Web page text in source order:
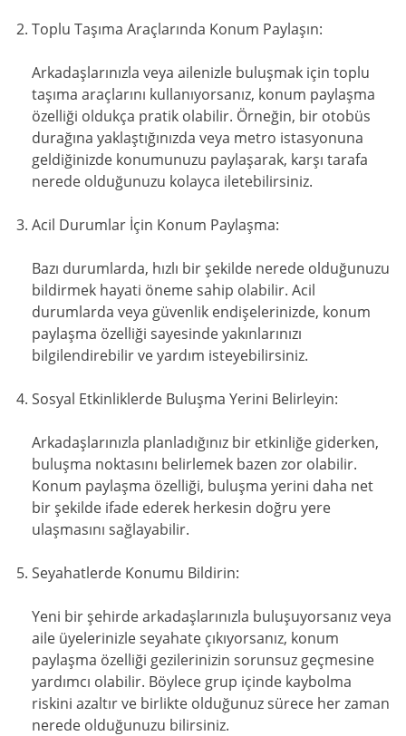
Toplu Taşıma Araçlarında Konum Paylaşın:
Arkadaşlarınızla veya ailenizle buluşmak için toplu
taşıma araçlarını kullanıyorsanız, konum paylaşma
özelliği oldukça pratik olabilir. Örneğin, bir otobüs
durağına yaklaştığınızda veya metro istasyonuna
geldiğinizde konumunuzu paylaşarak, karşı tarafa
nerede olduğunuzu kolayca iletebilirsiniz.
Acil Durumlar İçin Konum Paylaşma:
Bazı durumlarda, hızlı bir şekilde nerede olduğunuzu
bildirmek hayati öneme sahip olabilir. Acil
durumlarda veya güvenlik endişelerinizde, konum
paylaşma özelliği sayesinde yakınlarınızı
bilgilendirebilir ve yardım isteyebilirsiniz.
Sosyal Etkinliklerde Buluşma Yerini Belirleyin:
Arkadaşlarınızla planladığınız bir etkinliğe giderken,
buluşma noktasını belirlemek bazen zor olabilir.
Konum paylaşma özelliği, buluşma yerini daha net
bir şekilde ifade ederek herkesin doğru yere
ulaşmasını sağlayabilir.
Seyahatlerde Konumu Bildirin:
Yeni bir şehirde arkadaşlarınızla buluşuyorsanız veya
aile üyelerinizle seyahate çıkıyorsanız, konum
paylaşma özelliği gezilerinizin sorunsuz geçmesine
yardımcı olabilir. Böylece grup içinde kaybolma
riskini azaltır ve birlikte olduğunuz sürece her zaman
nerede olduğunuzu bilirsiniz.